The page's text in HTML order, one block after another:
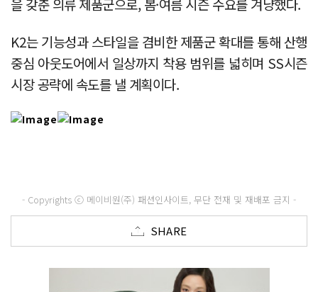
을 갖춘 의류 제품군으로, 봄·여름 시즌 수요를 겨냥했다.
K2는 기능성과 스타일을 겸비한 제품군 확대를 통해 산행
중심 아웃도어에서 일상까지 착용 범위를 넓히며 SS시즌
시장 공략에 속도를 낼 계획이다.
- Copyrights ⓒ 메이비원(주) 패션인사이트, 무단 전재 및 재배포 금지 -
SHARE